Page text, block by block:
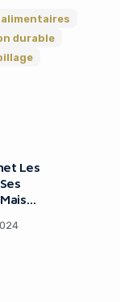
durable
Les